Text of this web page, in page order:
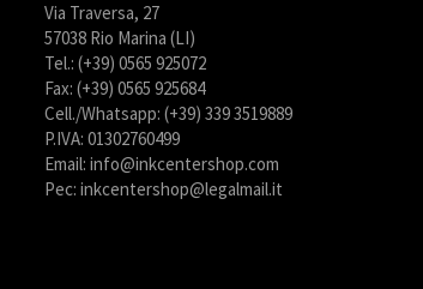
Via Traversa, 27
57038 Rio Marina (LI)
Tel.: (+39) 0565 925072
Fax: (+39) 0565 925684
Cell./Whatsapp: (+39) 339 3519889
P.IVA: 01302760499
Email: info@inkcentershop.com
Pec: inkcentershop@legalmail.it